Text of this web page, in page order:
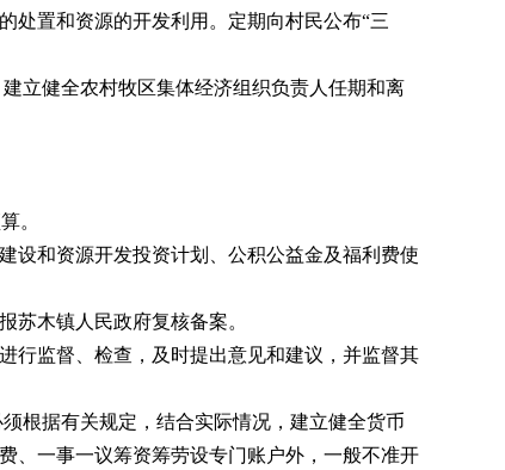
置和资源的开发利用。定期向村民公布“三
立健全农村牧区集体经济组织负责人任期和离
。
和资源开发投资计划、公积公益金及福利费使
木镇人民政府复核备案。
监督、检查，及时提出意见和建议，并监督其
根据有关规定，结合实际情况，建立健全货币
、一事一议筹资筹劳设专门账户外，一般不准开